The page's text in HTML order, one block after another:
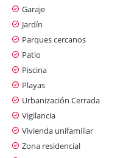
Garaje
Jardín
Parques cercanos
Patio
Piscina
Playas
Urbanización Cerrada
Vigilancia
Vivienda unifamiliar
Zona residencial